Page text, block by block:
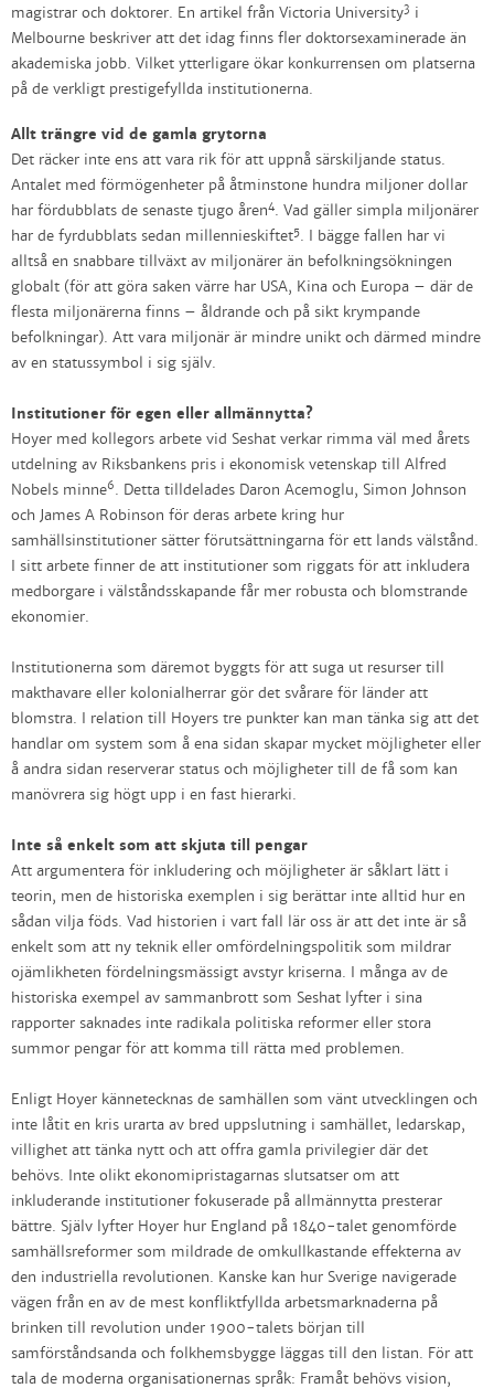
magistrar och doktorer. En artikel från Victoria University3 i
Melbourne beskriver att det idag finns fler doktorsexaminerade än
akademiska jobb. Vilket ytterligare ökar konkurrensen om platserna
på de verkligt prestigefyllda institutionerna.
Allt trängre vid de gamla grytorna
Det räcker inte ens att vara rik för att uppnå särskiljande status.
Antalet med förmögenheter på åtminstone hundra miljoner dollar
har fördubblats de senaste tjugo åren4. Vad gäller simpla miljonärer
har de fyrdubblats sedan millennieskiftet5. I bägge fallen har vi
alltså en snabbare tillväxt av miljonärer än befolkningsökningen
globalt (för att göra saken värre har USA, Kina och Europa – där de
flesta miljonärerna finns – åldrande och på sikt krympande
befolkningar). Att vara miljonär är mindre unikt och därmed mindre
av en statussymbol i sig själv.
Institutioner för egen eller allmännytta?
Hoyer med kollegors arbete vid Seshat verkar rimma väl med årets
utdelning av Riksbankens pris i ekonomisk vetenskap till Alfred
Nobels minne6. Detta tilldelades Daron Acemoglu, Simon Johnson
och James A Robinson för deras arbete kring hur
samhällsinstitutioner sätter förutsättningarna för ett lands välstånd.
I sitt arbete finner de att institutioner som riggats för att inkludera
medborgare i välståndsskapande får mer robusta och blomstrande
ekonomier.
Institutionerna som däremot byggts för att suga ut resurser till
makthavare eller kolonialherrar gör det svårare för länder att
blomstra. I relation till Hoyers tre punkter kan man tänka sig att det
handlar om system som å ena sidan skapar mycket möjligheter eller
å andra sidan reserverar status och möjligheter till de få som kan
manövrera sig högt upp i en fast hierarki.
Inte så enkelt som att skjuta till pengar
Att argumentera för inkludering och möjligheter är såklart lätt i
teorin, men de historiska exemplen i sig berättar inte alltid hur en
sådan vilja föds. Vad historien i vart fall lär oss är att det inte är så
enkelt som att ny teknik eller omfördelningspolitik som mildrar
ojämlikheten fördelningsmässigt avstyr kriserna. I många av de
historiska exempel av sammanbrott som Seshat lyfter i sina
rapporter saknades inte radikala politiska reformer eller stora
summor pengar för att komma till rätta med problemen.
Enligt Hoyer kännetecknas de samhällen som vänt utvecklingen och
inte låtit en kris urarta av bred uppslutning i samhället, ledarskap,
villighet att tänka nytt och att offra gamla privilegier där det
behövs. Inte olikt ekonomipristagarnas slutsatser om att
inkluderande institutioner fokuserade på allmännytta presterar
bättre. Själv lyfter Hoyer hur England på 1840-talet genomförde
samhällsreformer som mildrade de omkullkastande effekterna av
den industriella revolutionen. Kanske kan hur Sverige navigerade
vägen från en av de mest konfliktfyllda arbetsmarknaderna på
brinken till revolution under 1900-talets början till
samförståndsanda och folkhemsbygge läggas till den listan. För att
tala de moderna organisationernas språk: Framåt behövs vision,